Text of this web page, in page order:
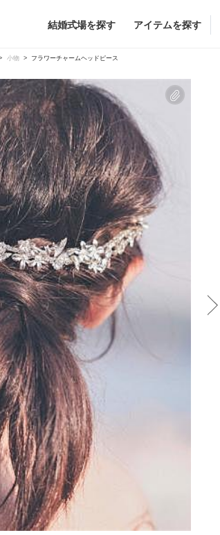
結婚式場を探す アイテムを探す
ングドレス
ングドレス （メーカー直
レス
レス （メーカー直送）
（メーカー直送）
アイテム
ョップ一覧
Flower
ブーケ
会場装花
すべてのアイテム
フラワーショップ一覧
小物 フラワーチャームヘッドピース